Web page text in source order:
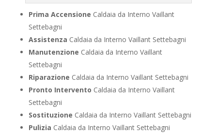
Prima Accensione Caldaia da Interno Vaillant
Settebagni
Assistenza Caldaia da Interno Vaillant Settebagni
Manutenzione Caldaia da Interno Vaillant
Settebagni
Riparazione Caldaia da Interno Vaillant Settebagni
Pronto Intervento Caldaia da Interno Vaillant
Settebagni
Sostituzione Caldaia da Interno Vaillant Settebagni
Pulizia Caldaia da Interno Vaillant Settebagni